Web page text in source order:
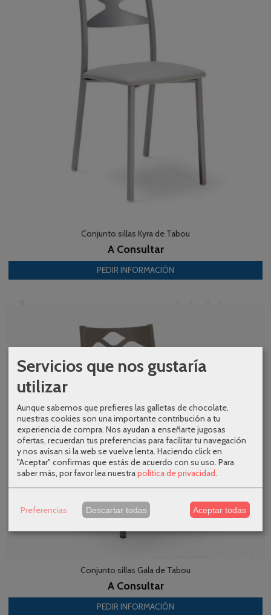
Conjunto sillas Kyra de Tabou
A Consultar
PEDIR INFORMACIÓN
Conjunto sillas Gala de Tabou
A Consultar
PEDIR INFORMACIÓN
Servicios que nos gustaría
utilizar
Aunque sabemos que prefieres las galletas de chocolate,
nuestras cookies son una importante contribución a tu
experiencia de compra. Nos ayudan a enseñarte jugosas
ofertas, recuerdan tus preferencias para facilitar tu navegación
y nos avisan si la web se vuelve lenta. Haciendo click en
"Aceptar" confirmas que estás de acuerdo con su uso. Para
saber más, por favor lea nuestrapolítica de privacidad.
Preferencias Descartar todas Aceptar todas